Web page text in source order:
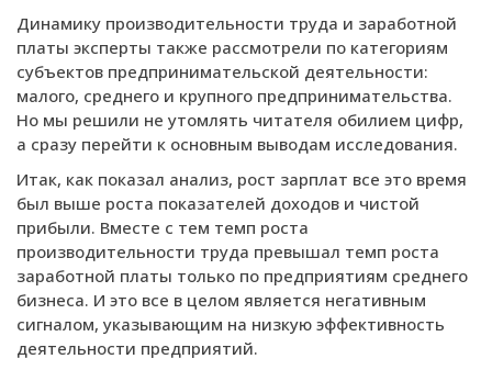
Динамику производительности труда и заработной
платы эксперты также рассмотрели по категориям
субъектов предпринимательской деятельности:
малого, среднего и крупного предпринимательства.
Но мы решили не утомлять читателя обилием цифр,
а сразу перейти к основным выводам исследования.
Итак, как показал анализ, рост зарплат все это время
был выше роста показателей доходов и чистой
прибыли. Вместе с тем темп роста
производительности труда превышал темп роста
заработной платы только по предприятиям среднего
бизнеса. И это все в целом является негативным
сигналом, указывающим на низкую эффективность
деятельности предприятий.